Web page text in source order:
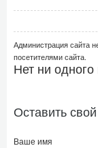
Администрация сайта
посетителями сайта.
Нет ни
Оставить
Ваше имя